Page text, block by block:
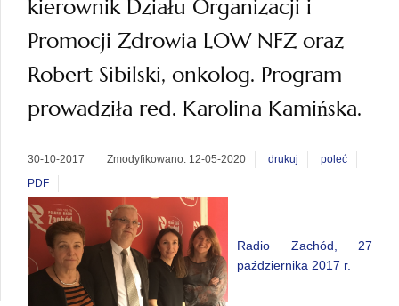
kierownik Działu Organizacji i
Promocji Zdrowia LOW NFZ oraz
Robert Sibilski, onkolog. Program
prowadziła red. Karolina Kamińska.
30-10-2017 Zmodyfikowano: 12-05-2020 drukuj
poleć
PDF
Radio Zachód, 27
października 2017 r.